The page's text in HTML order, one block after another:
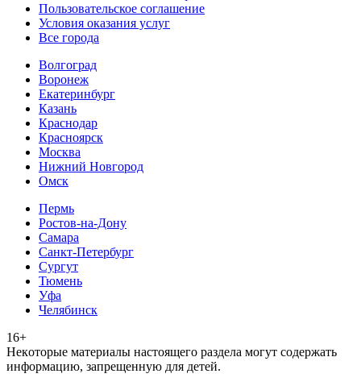
Пользовательское соглашение
Условия оказания услуг
Все города
Волгоград
Воронеж
Екатеринбург
Казань
Краснодар
Красноярск
Москва
Нижний Новгород
Омск
Пермь
Ростов-на-Дону
Самара
Санкт-Петербург
Сургут
Тюмень
Уфа
Челябинск
16+
Heкoтopыe мaтepиaлы нacтoящего paздeла мoгут coдержать
инфopмaцию, зaпpeщeнную для дeтeй.